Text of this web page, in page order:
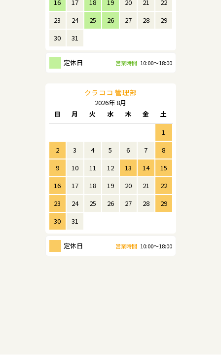
16
17 18 19 20 21
22
23
24 25 26 27 28
29
30
31
定休日
クラココ 管理部
2026年 8月
日
月 火 水 木 金
土
1
2
3 4 5 6 7
8
9
10 11 12 13 14
15
16
17 18 19 20 21
22
23
24 25 26 27 28
29
30
31
定休日